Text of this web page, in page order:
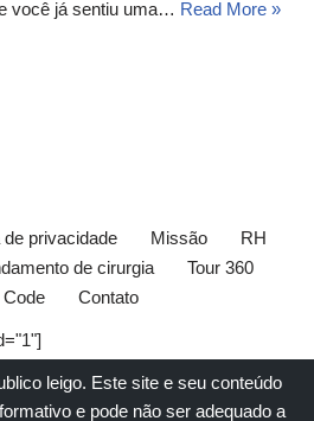
você já sentiu uma… Read More »
de privacidade Missão
RH
de cirurgia
Tour 360
Contato
leigo. Este site e seu conteúdo
e pode não ser adequado a